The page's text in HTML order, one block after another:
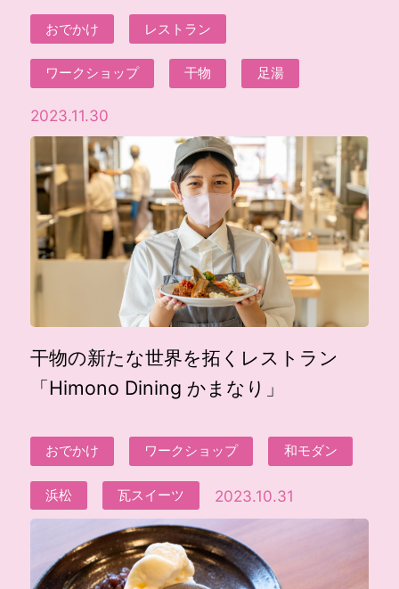
おでかけ レストラン
ワークショップ 干物 足湯
2023.11.30
干物の新たな世界を拓くレストラン
「Himono Dining かまなり」
おでかけ ワークショップ 和モダン
浜松 瓦スイーツ 2023.10.31